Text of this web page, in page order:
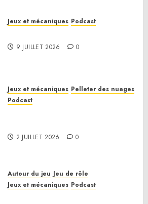
Jeux et mécaniques Podcast
9 JUILLET 2026 0
Jeux et mécaniques Pelleter des nuages
Podcast
2 JUILLET 2026 0
Autour du jeu Jeu de rôle
Jeux et mécaniques Podcast